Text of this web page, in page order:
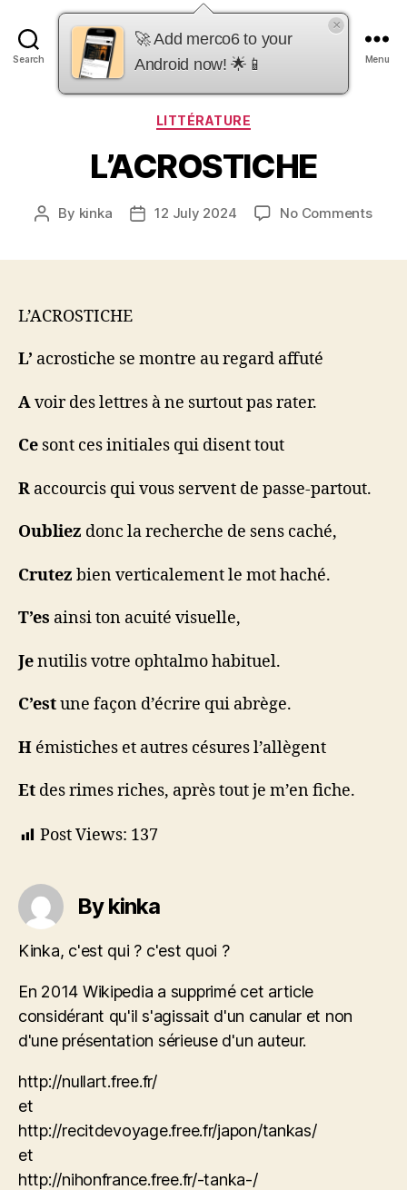
Search
merco6
Menu
Categories
LITTÉRATURE
L’ACROSTICHE
Post
By kinka
Post12 July 2024 No Commentson
L’ACROSTICHE
L’ acrostiche se montre au regard affuté
Avoir des lettres à ne surtout pas rater.
Ce sont ces initiales qui disent tout
R accourcis qui vous servent de passe-partout.
Oubliez donc la recherche de sens caché,
Crutez bien verticalement le mot haché.
T’es ainsi ton acuité visuelle,
Jenutilis votre ophtalmo habituel.
C’estune façon d’écrire qui abrège.
H émistiches et autres césures l’allègent
Et des rimes riches, après tout je m’en fiche.
Post Views: 137
By kinka
Kinka, c'est qui ? c'est quoi ?
En 2014 Wikipedia a supprimé cet article
considérant qu'il s'agissait d'un canular et non
d'une présentation sérieuse d'un auteur.
http://nullart.free.fr/
et
http://recitdevoyage.free.fr/japon/tankas/
et
http://nihonfrance.free.fr/-tanka-/
🚀 Add merco6 to your
Android now! 🌟📱
×